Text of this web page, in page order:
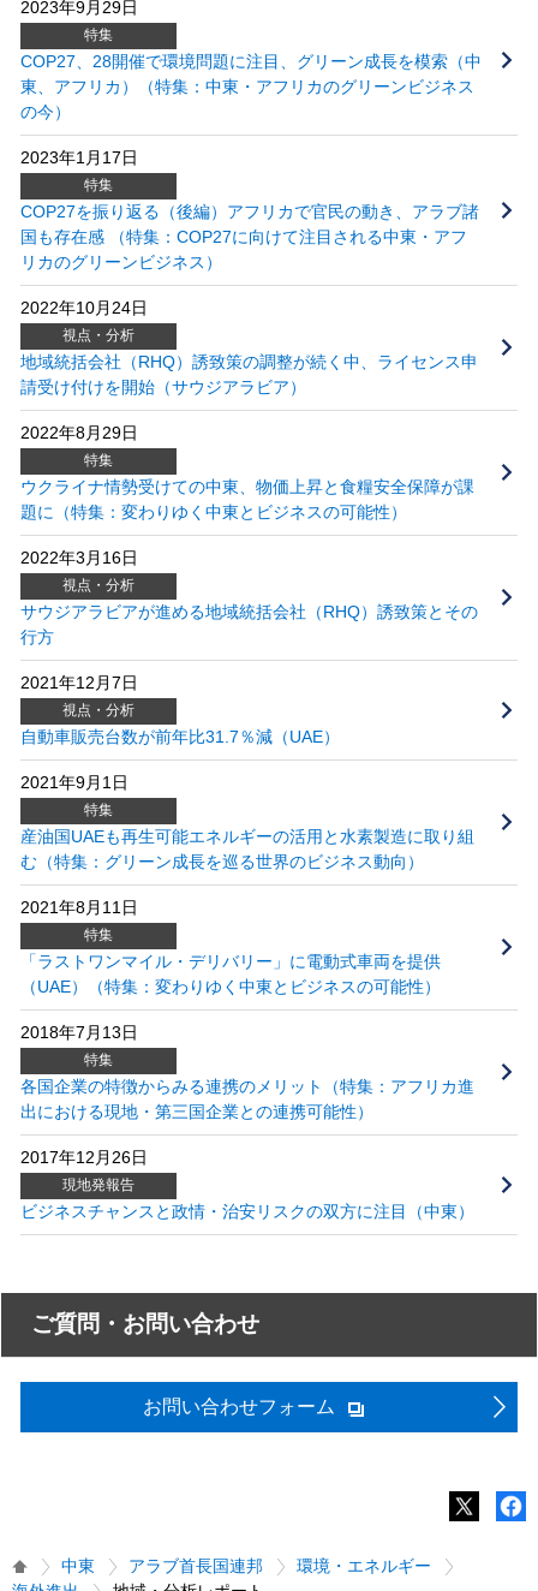
2023年9月29日
特集
COP27、28開催で環境問題に注目、グリーン成長を模索（中
東、アフリカ）（特集：中東・アフリカのグリーンビジネス
の今）
2023年1月17日
特集
COP27を振り返る（後編）アフリカで官民の動き、アラブ諸
国も存在感 （特集：COP27に向けて注目される中東・アフ
リカのグリーンビジネス）
2022年10月24日
視点・分析
地域統括会社（RHQ）誘致策の調整が続く中、ライセンス申
請受け付けを開始（サウジアラビア）
2022年8月29日
特集
ウクライナ情勢受けての中東、物価上昇と食糧安全保障が課
題に（特集：変わりゆく中東とビジネスの可能性）
2022年3月16日
視点・分析
サウジアラビアが進める地域統括会社（RHQ）誘致策とその
行方
2021年12月7日
視点・分析
自動車販売台数が前年比31.7％減（UAE）
2021年9月1日
特集
産油国UAEも再生可能エネルギーの活用と水素製造に取り組
む（特集：グリーン成長を巡る世界のビジネス動向）
2021年8月11日
特集
「ラストワンマイル・デリバリー」に電動式車両を提供
（UAE）（特集：変わりゆく中東とビジネスの可能性）
2018年7月13日
特集
各国企業の特徴からみる連携のメリット（特集：アフリカ進
出における現地・第三国企業との連携可能性）
2017年12月26日
現地発報告
ビジネスチャンスと政情・治安リスクの双方に注目（中東）
ご質問・お問い合わせ
お問い合わせフォーム
中東 アラブ首長国連邦
環境・エネルギー